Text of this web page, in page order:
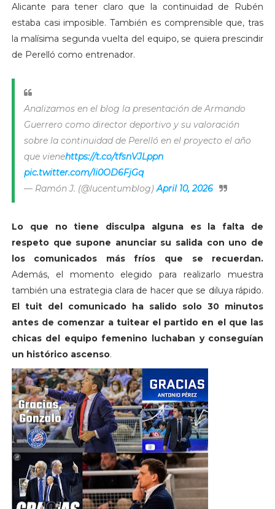
Alicante para tener claro que la continuidad de Rubén
estaba casi imposible. También es comprensible que, tras
la malísima segunda vuelta del equipo, se quiera prescindir
de Perelló como entrenador.
Analizamos en el blog la presentación de Armando
Guerrero como director deportivo y su valoración
sobre la continuidad de Perelló en el proyecto el año
que vienehttps://t.co/tfsnVJLppn
pic.twitter.com/Ii0OD6FjGq
— Ramón J. (@lucentumblog)April 10, 2026
Lo que no tiene disculpa alguna es la falta de
respeto que supone anunciar su salida con uno de
los comunicados más fríos que se recuerdan.
Además, el momento elegido para realizarlo muestra
también una estrategia clara de hacer que se diluya rápido.
El tuit del comunicado ha salido solo 30 minutos
antes de comenzar a tuitear el partido en el que las
chicas del equipo femenino luchaban y conseguían
un histórico ascenso.